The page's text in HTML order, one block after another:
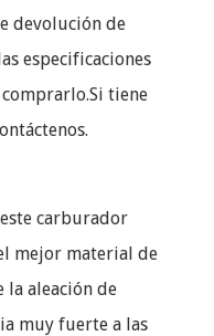
devolución de
especificaciones
tiene
carburador
mejor material de
aleación de
muy fuerte a las